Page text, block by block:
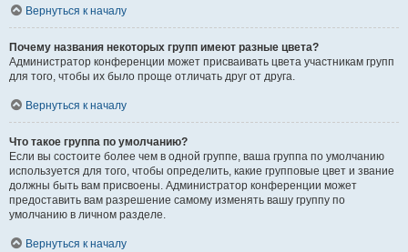
Вернуться к началу
Почему названия некоторых групп имеют разные цвета?
Администратор конференции может присваивать цвета участникам групп
для того, чтобы их было проще отличать друг от друга.
Вернуться к началу
Что такое группа по умолчанию?
Если вы состоите более чем в одной группе, ваша группа по умолчанию
используется для того, чтобы определить, какие групповые цвет и звание
должны быть вам присвоены. Администратор конференции может
предоставить вам разрешение самому изменять вашу группу по
умолчанию в личном разделе.
Вернуться к началу